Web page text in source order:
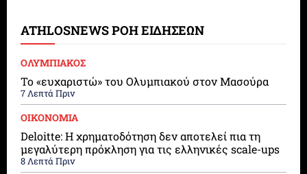
ATHLOSNEWS ΡΟΗ ΕΙΔΗΣΕΩΝ
ΟΛΥΜΠΙΑΚΟΣ
Το «ευχαριστώ» του Ολυμπιακού στον Μασούρα
7 Λεπτά Πριν
ΟΙΚΟΝΟΜΙΑ
Deloitte: Η χρηματοδότηση δεν αποτελεί πια τη
μεγαλύτερη πρόκληση για τις ελληνικές scale-ups
8 Λεπτά Πριν